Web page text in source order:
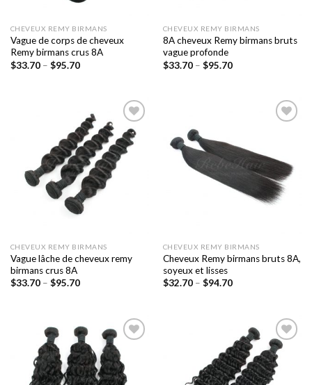
CHEVEUX REMY BIRMANS
Vague de corps de cheveux
Remy birmans crus 8A
$33.70– $95.70
CHEVEUX REMY BIRMANS
8A cheveux Remy birmans bruts
vague profonde
$33.70– $95.70
Ajouter
à la liste
de
souhaits
CHEVEUX REMY BIRMANS
Vague lâche de cheveux remy
birmans crus 8A
$33.70– $95.70
souhaits
CHEVEUX REMY BIRMANS
Cheveux Remy birmans bruts 8A,
soyeux et lisses
$32.70– $94.70
Ajouter
à la liste
de
souhaits
Ajouter
à la liste
de
souhaits